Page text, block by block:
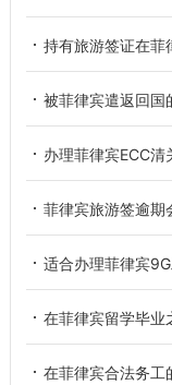
持有旅游签证在菲
被菲律宾遣返回
办理菲律宾ECC
菲律宾旅游签逾期
适合办理菲律宾
在菲律宾留学毕业
在菲律宾合法务工